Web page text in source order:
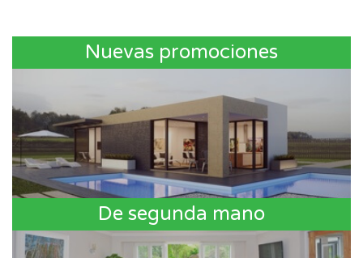
Nuevas promociones
De segunda mano